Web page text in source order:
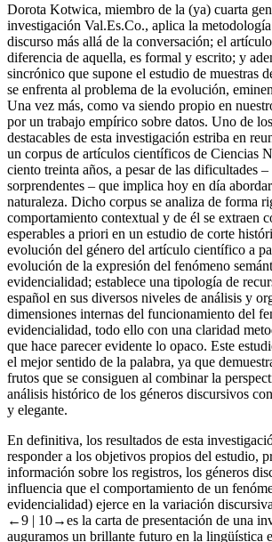
Dorota Kotwica, miembro de la (ya) cuarta
investigación Val.Es.Co., aplica la
discurso más allá de la conversación; el
diferencia de aquella, es formal y escrito; y
sincrónico que supone el estudio de muestras
se enfrenta al problema de la evolución,
Una vez más, como va siendo propio en
por un trabajo empírico sobre datos. Uno de
destacables de esta investigación estriba en
un corpus de artículos científicos de Ciencias
ciento treinta años, a pesar de las dificultades
sorprendentes – que implica hoy en día
naturaleza. Dicho corpus se analiza de forma
comportamiento contextual y de él se extraen
esperables a priori en un estudio de corte
evolución del género del artículo científico a
evolución de la expresión del fenómeno
evidencialidad; establece una tipología de
español en sus diversos niveles de análisis y
dimensiones internas del funcionamiento del
evidencialidad, todo ello con una claridad
que hace parecer evidente lo opaco. Este
el mejor sentido de la palabra, ya que
frutos que se consiguen al combinar la
análisis histórico de los géneros discursivos
y elegante.
En definitiva, los resultados de esta
responder a los objetivos propios del estudio,
información sobre los registros, los géneros
influencia que el comportamiento de un
evidencialidad) ejerce en la variación
←9 | 10→es la carta de presentación de una
auguramos un brillante futuro en la lingüística